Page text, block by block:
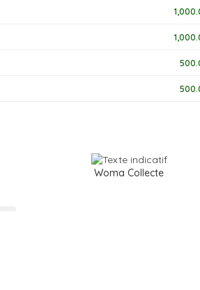
Woma Collecte